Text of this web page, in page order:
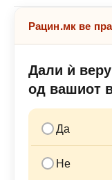
Рацин.мк ве
Дали ѝ
од вашиот
Да
Не